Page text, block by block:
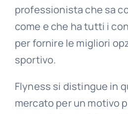
professionista che sa
come e che ha tutti i
per fornire le migliori
sportivo.
Flyness si distingue in
mercato per un motivo